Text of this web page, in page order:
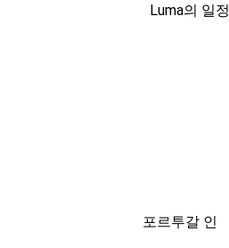
Luma의 일정
포르투갈 인